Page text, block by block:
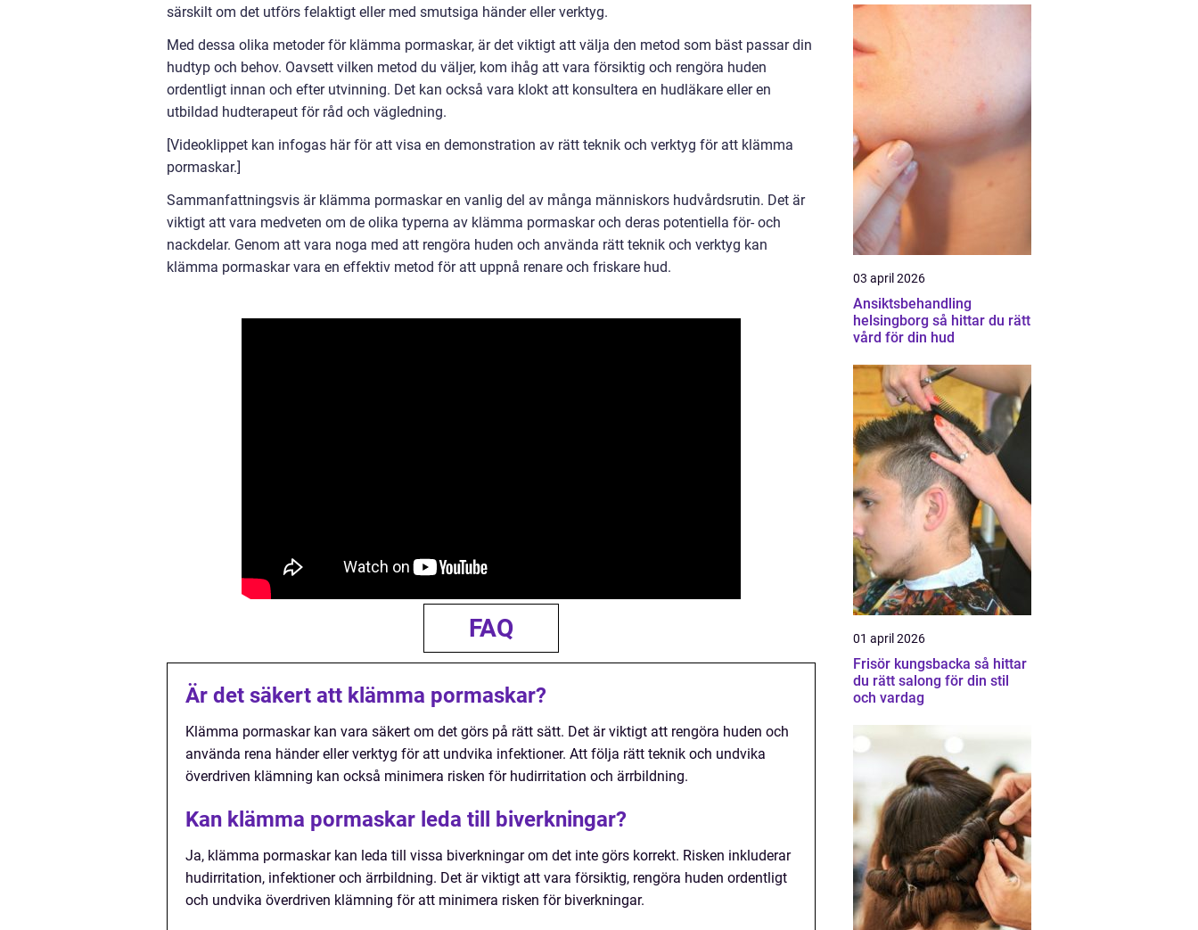
särskilt om det utförs felaktigt eller med smutsiga händer eller verktyg.
Med dessa olika metoder för klämma pormaskar, är det viktigt att välja den metod som bäst passar din
hudtyp och behov. Oavsett vilken metod du väljer, kom ihåg att vara försiktig och rengöra huden
ordentligt innan och efter utvinning. Det kan också vara klokt att konsultera en hudläkare eller en
utbildad hudterapeut för råd och vägledning.
[Videoklippet kan infogas här för att visa en demonstration av rätt teknik och verktyg för att klämma
pormaskar.]
Sammanfattningsvis är klämma pormaskar en vanlig del av många människors hudvårdsrutin. Det är
viktigt att vara medveten om de olika typerna av klämma pormaskar och deras potentiella för- och
nackdelar. Genom att vara noga med att rengöra huden och använda rätt teknik och verktyg kan
klämma pormaskar vara en effektiv metod för att uppnå renare och friskare hud.
FAQ
Är det säkert att klämma pormaskar?
Klämma pormaskar kan vara säkert om det görs på rätt sätt. Det är viktigt att rengöra huden och
använda rena händer eller verktyg för att undvika infektioner. Att följa rätt teknik och undvika
överdriven klämning kan också minimera risken för hudirritation och ärrbildning.
Kan klämma pormaskar leda till biverkningar?
Ja, klämma pormaskar kan leda till vissa biverkningar om det inte görs korrekt. Risken inkluderar
hudirritation, infektioner och ärrbildning. Det är viktigt att vara försiktig, rengöra huden ordentligt
och undvika överdriven klämning för att minimera risken för biverkningar.
03 april 2026
Ansiktsbehandling
helsingborg så hittar du rätt
vård för din hud
01 april 2026
Frisör kungsbacka så hittar
du rätt salong för din stil
och vardag